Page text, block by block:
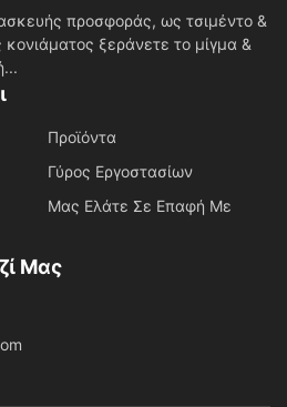
προσφοράς, ως τσιμέντο &
ξεράνετε το μίγμα &
Προϊόντα
Γύρος Εργοστασίων
Μας Ελάτε Σε Επαφή Με
Μας